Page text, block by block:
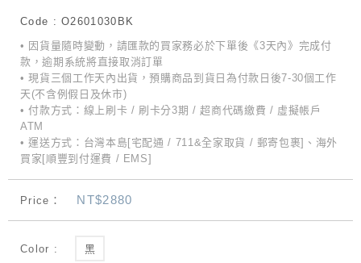
Code : O2601030BK
• 因貨量隨時變動，請匯款的買家務必於下單後《3天內》完成付
款，逾期系統將直接取消訂單
• 現貨三個工作天內出貨，預購商品到貨日為付款日後7-30個工作
天(不含例假日及休市)
• 付款方式：線上刷卡 / 刷卡分3期 / 超商代碼繳費 / 虛擬帳戶
ATM
• 運送方式：台灣本島[宅配通 / 711&全家取貨 / 郵寄包裹]、海外
買家[順豐到付運費 / EMS]
Price： NT$2880
Color : 黑